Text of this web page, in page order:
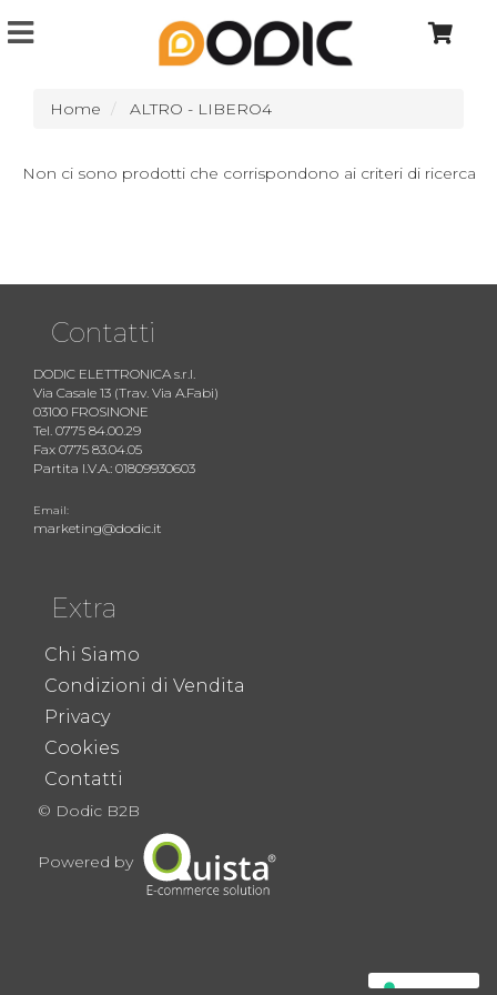
Home ALTRO - LIBERO4
Non ci sono prodotti che corrispondono ai criteri di ricerca
Contatti
DODIC ELETTRONICA s.r.l.
Via Casale 13 (Trav. Via A.Fabi)
03100 FROSINONE
Tel. 0775 84.00.29
Fax 0775 83.04.05
Partita I.V.A.: 01809930603
Email:
marketing@dodic.it
Extra
Chi Siamo
Condizioni di Vendita
Privacy
Cookies
Contatti
© Dodic B2B
Powered by